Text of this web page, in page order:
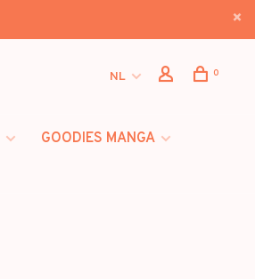
NL 0
GOODIES MANGA